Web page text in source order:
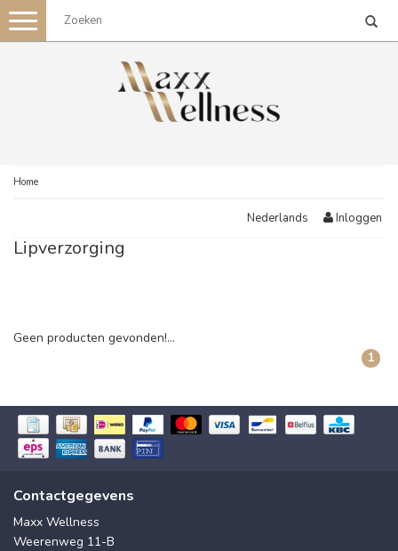
Toggle
navigation
Home
Nederlands Inloggen
Lipverzorging
Geen producten gevonden!...
1
Contactgegevens
Maxx Wellness
Weerenweg 11-B